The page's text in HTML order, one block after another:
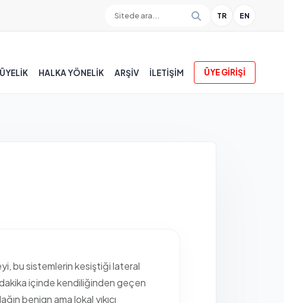
TR EN
ÜYELİK HALKA YÖNELİK ARŞİV İLETIŞIM ÜYE GİRİŞİ
bu sistemlerin kesiştiği lateral
dakika içinde kendiliğinden geçen
benign ama lokal yıkıcı